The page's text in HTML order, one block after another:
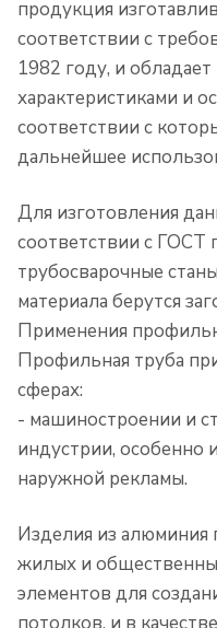
продукция
соответствии с
1982 году, и
характеристиками и
соответствии с
дальнейшее
Для изготовления
соответствии с ГОСТ
трубосварочные
материала берутся
Применения
Профильная труба
сферах:
- машиностроении и
индустрии, особенно
наружной рекламы.
Изделия из алюминия
жилых и
элементов для